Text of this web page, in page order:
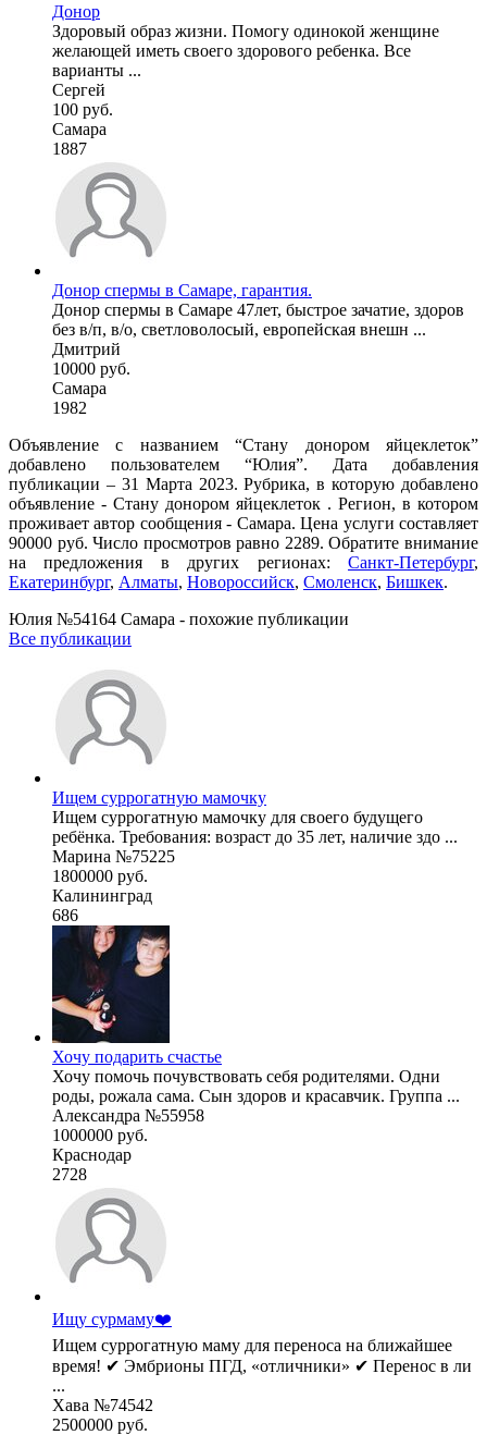
Донор
Здоровый образ жизни. Помогу одинокой женщине
желающей иметь своего здорового ребенка. Все
варианты ...
Сергей
100 руб.
Самара
1887
Донор спермы в Самаре, гарантия.
Донор спермы в Самаре 47лет, быстрое зачатие, здоров
без в/п, в/о, светловолосый, европейская внешн ...
Дмитрий
10000 руб.
Самара
1982
Объявление с названием “Стану донором яйцеклеток”
добавлено пользователем “Юлия”. Дата добавления
публикации – 31 Марта 2023. Рубрика, в которую добавлено
объявление - Стану донором яйцеклеток . Регион, в котором
проживает автор сообщения - Самара. Цена услуги составляет
90000 руб. Число просмотров равно 2289. Обратите внимание
на предложения в других регионах: Санкт-Петербург,
Екатеринбург, Алматы, Новороссийск, Смоленск, Бишкек.
Юлия №54164 Самара - похожие публикации
Все публикации
Ищем суррогатную мамочку
Ищем суррогатную мамочку для своего будущего
ребёнка. Требования: возраст до 35 лет, наличие здо ...
Марина №75225
1800000 руб.
Калининград
686
Хочу подарить счастье
Хочу помочь почувствовать себя родителями. Одни
роды, рожала сама. Сын здоров и красавчик. Группа ...
Александра №55958
1000000 руб.
Краснодар
2728
Ищу сурмаму❤️
Ищем суррогатную маму для переноса на ближайшее
время! ✔ Эмбрионы ПГД, «отличники» ✔ Перенос в ли
...
Хава №74542
2500000 руб.